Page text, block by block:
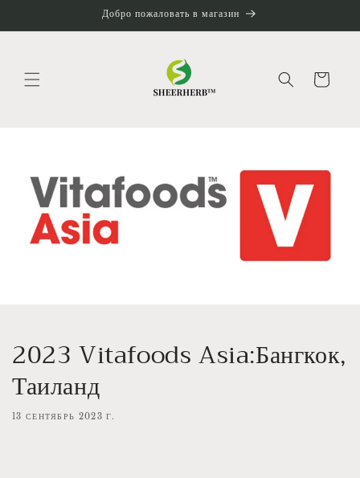
контенту
Добро пожаловать в магазин
Корзина
2023 Vitafoods Asia:Бангкок,
Таиланд
13 СЕНТЯБРЬ 2023 Г.